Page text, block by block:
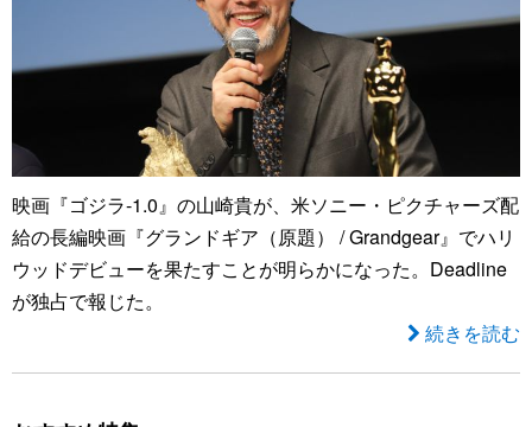
映画『ゴジラ-1.0』の山崎貴が、米ソニー・ピクチャーズ配
給の長編映画『グランドギア（原題） / Grandgear』でハリ
ウッドデビューを果たすことが明らかになった。Deadline
が独占で報じた。
続きを読む